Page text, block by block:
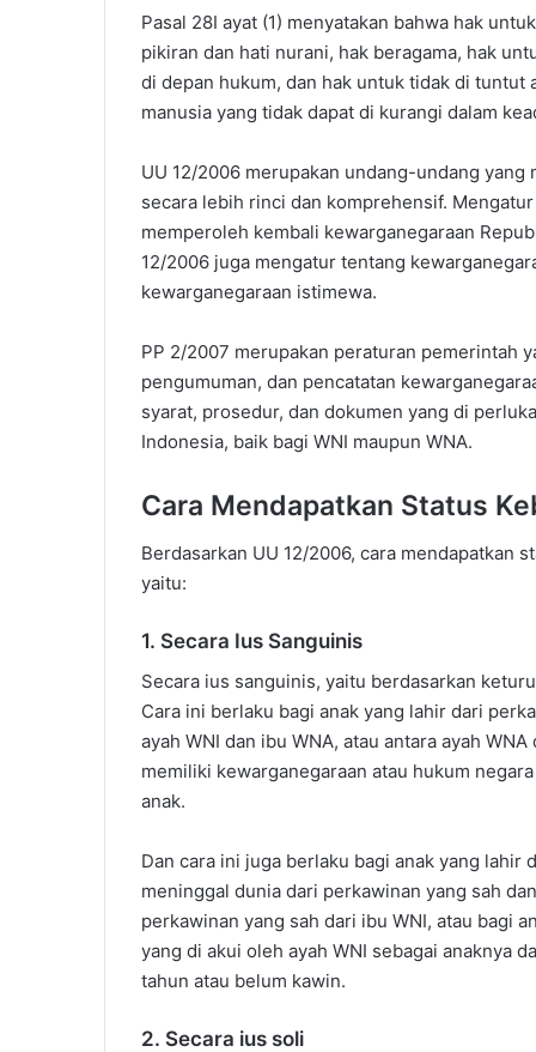
Pasal 28I ayat (1) menyatakan bahwa hak
pikiran dan hati nurani, hak beragama, hak
di depan hukum, dan hak untuk tidak di tuntut
manusia yang tidak dapat di kurangi dalam
UU 12/2006 merupakan undang-undang
secara lebih rinci dan komprehensif.
memperoleh kembali kewarganegaraan
12/2006 juga mengatur tentang
kewarganegaraan istimewa.
PP 2/2007 merupakan peraturan pemerintah
pengumuman, dan pencatatan
syarat, prosedur, dan dokumen yang di
Indonesia, baik bagi WNI maupun WNA.
Cara Mendapatkan Status
Berdasarkan UU 12/2006, cara mendapatkan
yaitu:
1. Secara Ius Sanguinis
Secara ius sanguinis, yaitu berdasarkan
Cara ini berlaku bagi anak yang lahir dari
ayah WNI dan ibu WNA, atau antara ayah
memiliki kewarganegaraan atau hukum
anak.
Dan cara ini juga berlaku bagi anak yang
meninggal dunia dari perkawinan yang sah
perkawinan yang sah dari ibu WNI, atau bagi
yang di akui oleh ayah WNI sebagai anaknya
tahun atau belum kawin.
2. Secara ius soli